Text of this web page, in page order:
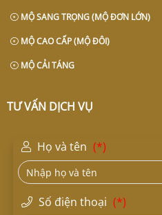
MỘ SANG TRỌNG (MỘ ĐƠN LỚN)
MỘ CAO CẤP (MỘ ĐÔI)
MỘ CẢI TÁNG
TƯ VẤN DỊCH VỤ
Họ và tên (*)
Số điện thoại (*)